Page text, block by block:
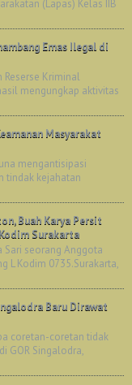
(Lapas) Kelas IIB
Emas Ilegal di
Kriminal
mengungkap aktivitas
Masyarakat
mengantisipasi
tindak kejahatan
Buah Karya Persit
Surakarta
Sari seorang Anggota
L Kodim 0735.Surakarta,
Baru Dirawat
coretan-coretan tidak
GOR Singalodra,